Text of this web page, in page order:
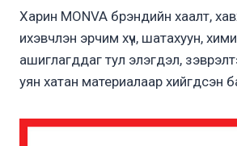
Харин MONVA брэндийн хаалт,
ихэвчлэн эрчим хүч, шатахуун,
ашиглагддаг тул элэгдэл,
уян хатан материалаар хийгдсэн